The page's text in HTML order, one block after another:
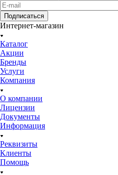
Подписаться
Интернет-магазин
Каталог
Акции
Бренды
Услуги
Компания
О компании
Лицензии
Документы
Информация
Реквизиты
Клиенты
Помощь